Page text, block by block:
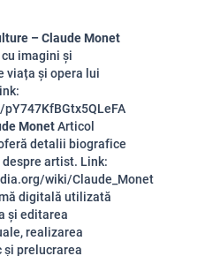
– Claude Monet
imagini și
viața și opera lui
MonetArticol
detalii biografice
artist. Link:
wiki/Claude_Monet
digitală utilizată
și editarea
realizarea
prelucrarea